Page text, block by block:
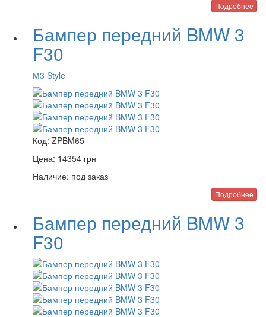
Подробнее
Бампер передний BMW 3
F30
М3 Style
Код: ZPBM65
Цена: 14354 грн
Наличие: под заказ
Подробнее
Бампер передний BMW 3
F30